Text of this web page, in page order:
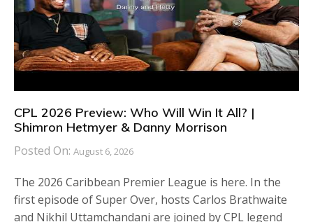
CPL 2026 Preview: Who Will Win It All? |
Shimron Hetmyer & Danny Morrison
Posted On: August 6, 2026
The 2026 Caribbean Premier League is here. In the
first episode of Super Over, hosts Carlos Brathwaite
and Nikhil Uttamchandani are joined by CPL legend